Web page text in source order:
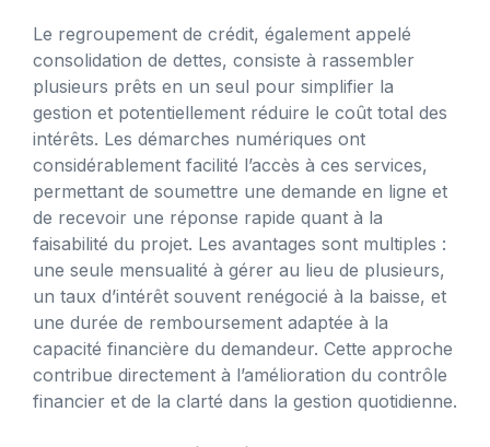
Le regroupement de crédit, également appelé
consolidation de dettes, consiste à rassembler
plusieurs prêts en un seul pour simplifier la
gestion et potentiellement réduire le coût total des
intérêts. Les démarches numériques ont
considérablement facilité l’accès à ces services,
permettant de soumettre une demande en ligne et
de recevoir une réponse rapide quant à la
faisabilité du projet. Les avantages sont multiples :
une seule mensualité à gérer au lieu de plusieurs,
un taux d’intérêt souvent renégocié à la baisse, et
une durée de remboursement adaptée à la
capacité financière du demandeur. Cette approche
contribue directement à l’amélioration du contrôle
financier et de la clarté dans la gestion quotidienne.